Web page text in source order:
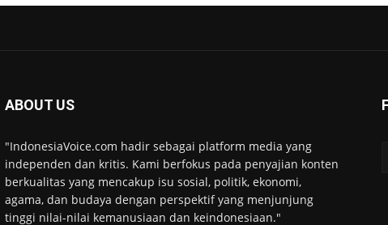
ABOUT US
"IndonesiaVoice.com hadir sebagai platform media yang
independen dan kritis. Kami berfokus pada penyajian konten
berkualitas yang mencakup isu sosial, politik, ekonomi,
agama, dan budaya dengan perspektif yang menjunjung
tinggi nilai-nilai kemanusiaan dan keindonesiaan."